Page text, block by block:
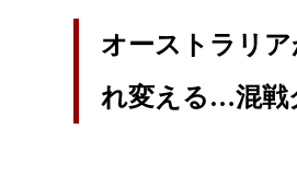
オーストラリア
れ変える…混戦